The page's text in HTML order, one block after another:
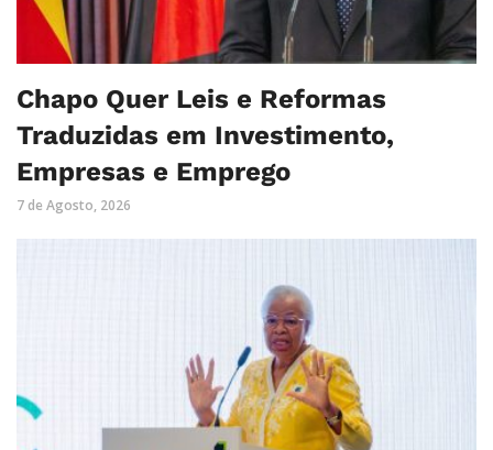
Chapo Quer Leis e Reformas
Traduzidas em Investimento,
Empresas e Emprego
7 de Agosto, 2026